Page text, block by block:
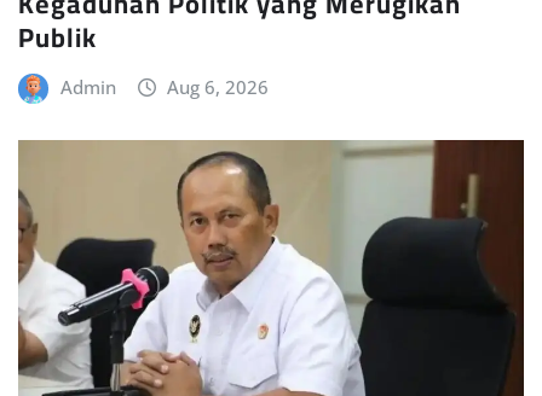
Publik
Admin Aug 6, 2026